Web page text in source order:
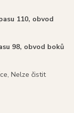
110, obvod
98, obvod boků
Nelze čistit